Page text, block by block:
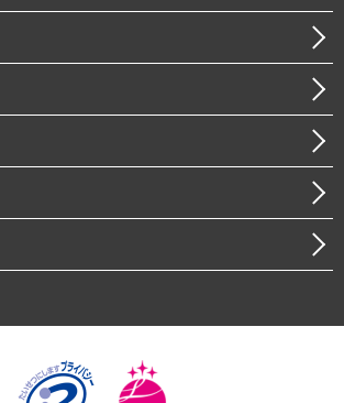
ク・コンプライアンス）・防災（政策）
・スポーツ・スマートシティ
食料システム
関連）